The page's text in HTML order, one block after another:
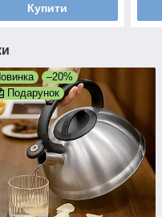
Купити
–20%
Подарунок